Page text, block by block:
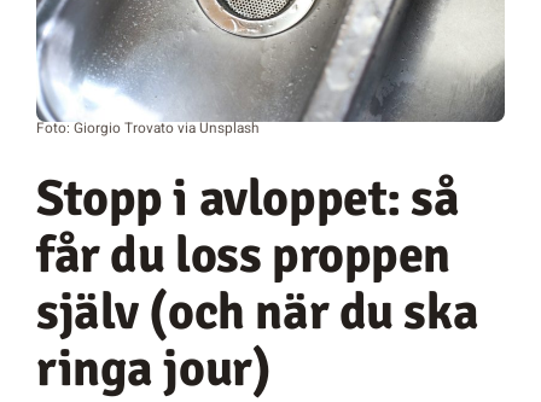
Foto: Giorgio Trovato via Unsplash
Stopp i avloppet: så
får du loss proppen
själv (och när du ska
ringa jour)